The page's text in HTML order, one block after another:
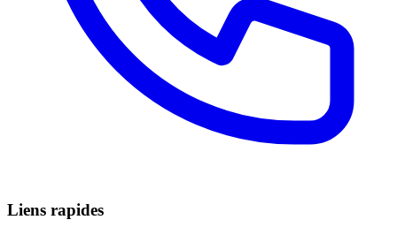
Liens rapides